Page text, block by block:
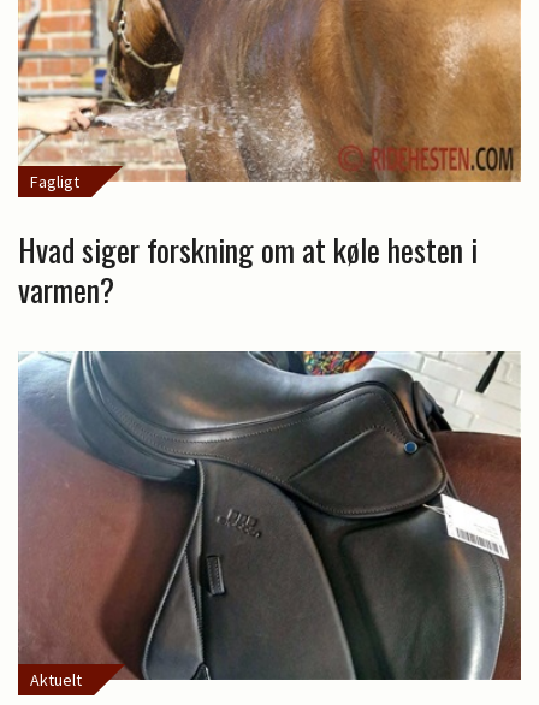
Fagligt
Hvad siger forskning om at køle hesten i
varmen?
Aktuelt